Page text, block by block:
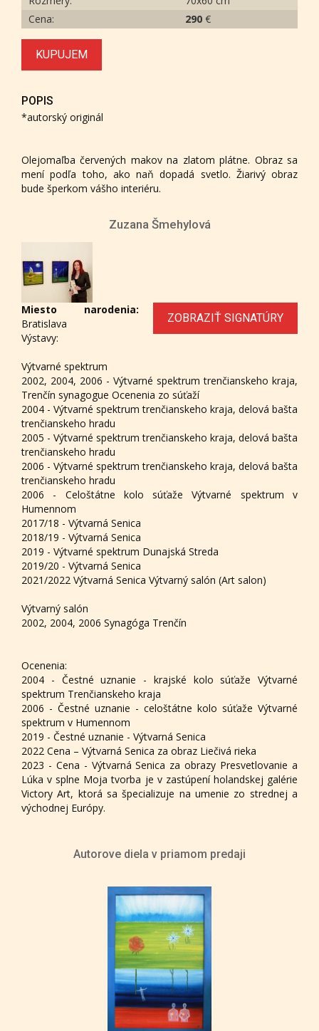
Cena:
290 €
KUPUJEM
POPIS
*autorský originál
Olejomaľba červených makov na zlatom plátne. Obraz sa
mení podľa toho, ako naň dopadá svetlo. Žiarivý obraz
bude šperkom vášho interiéru.
Zuzana Šmehylová
ZOBRAZIŤ SIGNATÚRY
Miesto narodenia:
Bratislava
Výstavy:
Výtvarné spektrum
2002, 2004, 2006 - Výtvarné spektrum trenčianskeho kraja,
Trenčín synagogue Ocenenia zo súťaží
2004 - Výtvarné spektrum trenčianskeho kraja, delová bašta
trenčianskeho hradu
2005 - Výtvarné spektrum trenčianskeho kraja, delová bašta
trenčianskeho hradu
2006 - Výtvarné spektrum trenčianskeho kraja, delová bašta
trenčianskeho hradu
2006 - Celoštátne kolo súťaže Výtvarné spektrum v
Humennom
2017/18 - Výtvarná Senica
2018/19 - Výtvarná Senica
2019 - Výtvarné spektrum Dunajská Streda
2019/20 - Výtvarná Senica
2021/2022 Výtvarná Senica Výtvarný salón (Art salon)
Výtvarný salón
2002, 2004, 2006 Synagóga Trenčín
Ocenenia:
2004 - Čestné uznanie - krajské kolo súťaže Výtvarné
spektrum Trenčianskeho kraja
2006 - Čestné uznanie - celoštátne kolo súťaže Výtvarné
spektrum v Humennom
2019 - Čestné uznanie - Výtvarná Senica
2022 Cena – Výtvarná Senica za obraz Liečivá rieka
2023 - Cena - Výtvarná Senica za obrazy Presvetlovanie a
Lúka v splne Moja tvorba je v zastúpení holandskej galérie
Victory Art, ktorá sa špecializuje na umenie zo strednej a
východnej Európy.
Autorove diela v priamom predaji